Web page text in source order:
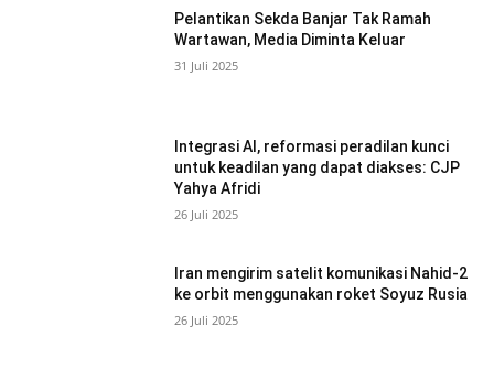
Pelantikan Sekda Banjar Tak Ramah
Wartawan, Media Diminta Keluar
31 Juli 2025
Integrasi AI, reformasi peradilan kunci
untuk keadilan yang dapat diakses: CJP
Yahya Afridi
26 Juli 2025
Iran mengirim satelit komunikasi Nahid-2
ke orbit menggunakan roket Soyuz Rusia
26 Juli 2025